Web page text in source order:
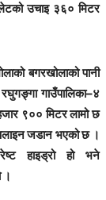
उचाइ ३६० मिटर
बगरखोलाको पानी
गाउँपालिका–४
९०० मिटर लामो छ
जडान भएको छ ।
हाइड्रो हो भने
।